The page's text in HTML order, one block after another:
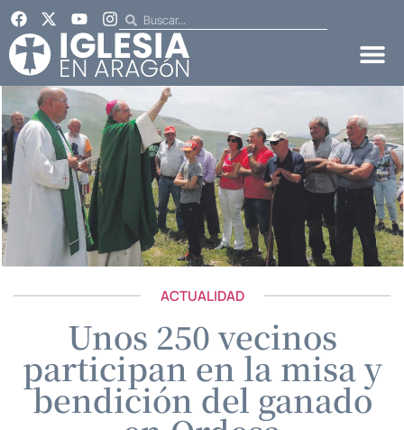
ACTUALIDAD
Unos 250 vecinos
participan en la misa y
bendición del ganado